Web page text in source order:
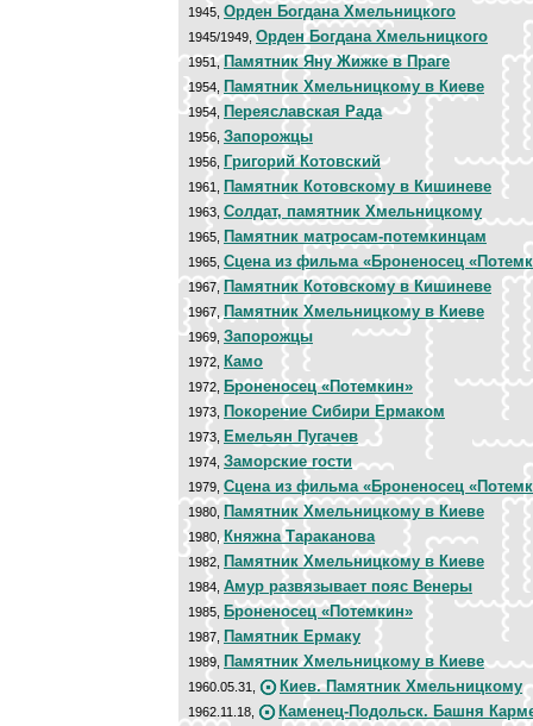
1945, Орден Богдана Хмельницкого
1945/1949, Орден Богдана Хмельницкого
1951, Памятник Яну Жижке в Праге
1954, Памятник Хмельницкому в Киеве
1954, Переяславская Рада
1956, Запорожцы
1956, Григорий Котовский
1961, Памятник Котовскому в Кишиневе
1963, Солдат, памятник Хмельницкому
1965, Памятник матросам-потемкинцам
1965, Сцена из фильма «Броненосец
1967, Памятник Котовскому в Кишиневе
1967, Памятник Хмельницкому в Киеве
1969, Запорожцы
1972, Камо
1972, Броненосец «Потемкин»
1973, Покорение Сибири Ермаком
1973, Емельян Пугачев
1974, Заморские гости
1979, Сцена из фильма «Броненосец
1980, Памятник Хмельницкому в Киеве
1980,Княжна Тараканова
1982, Памятник Хмельницкому в Киеве
1984, Амур развязывает пояс Венеры
1985, Броненосец «Потемкин»
1987, Памятник Ермаку
1989, Памятник Хмельницкому в Киеве
1960.05.31, Киев. Памятник Хмельницкому
1962.11.18, Каменец-Подольск. Башня